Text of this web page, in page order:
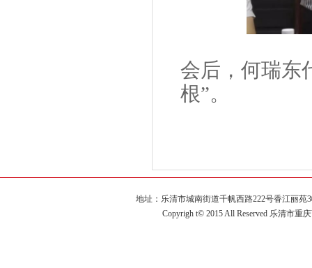
会后，何瑞东
根”。
地址：乐清市城南街道千帆西路222号香江丽苑
Copyrigh t© 2015 All Reserved 乐清市重